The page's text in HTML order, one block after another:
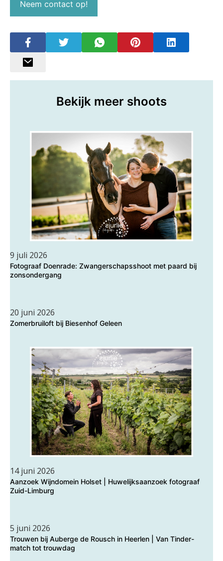
Neem contact op!
Bekijk meer shoots
9 juli 2026
Fotograaf Doenrade: Zwangerschapsshoot met paard bij
zonsondergang
20 juni 2026
Zomerbruiloft bij Biesenhof Geleen
14 juni 2026
Aanzoek Wijndomein Holset | Huwelijksaanzoek fotograaf
Zuid-Limburg
5 juni 2026
Trouwen bij Auberge de Rousch in Heerlen | Van Tinder-
match tot trouwdag